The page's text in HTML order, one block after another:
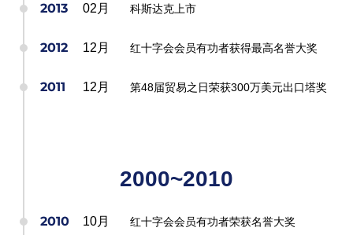
2013 02月 科斯达克上市
2012 12月 红十字会会员有功者获得最高名誉大奖
2011 12月 第48届贸易之日荣获300万美元出口塔奖
2000~2010
2010 10月 红十字会会员有功者荣获名誉大奖